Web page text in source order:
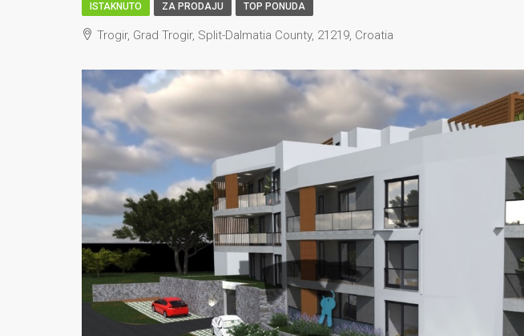
ISTAKNUTO ZA PRODAJU TOP PONUDA
Trogir, Grad Trogir, Split-Dalmatia County, 21219, Croatia